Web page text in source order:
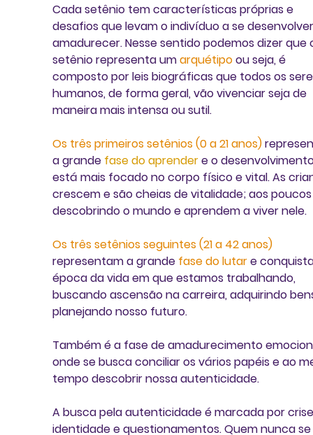
Cada setênio tem características próprias e
desafios que levam o indivíduo a se
amadurecer. Nesse sentido podemos dizer
setênio representa um arquétipo ou seja, é
composto por leis biográficas que todos os
humanos, de forma geral, vão vivenciar seja de
maneira mais intensa ou sutil.
Os três primeiros setênios (0 a 21 anos)
a grande fase do aprender e o
está mais focado no corpo físico e vital. As
crescem e são cheias de vitalidade; aos
descobrindo o mundo e aprendem a viver nele.
Os três setênios seguintes (21 a 42 anos)
representam a grande fase do lutar e
época da vida em que estamos trabalhando,
buscando ascensão na carreira, adquirindo
planejando nosso futuro.
Também é a fase de amadurecimento
onde se busca conciliar os vários papéis e ao
tempo descobrir nossa autenticidade.
A busca pela autenticidade é marcada por
identidade e questionamentos. Quem nunca se